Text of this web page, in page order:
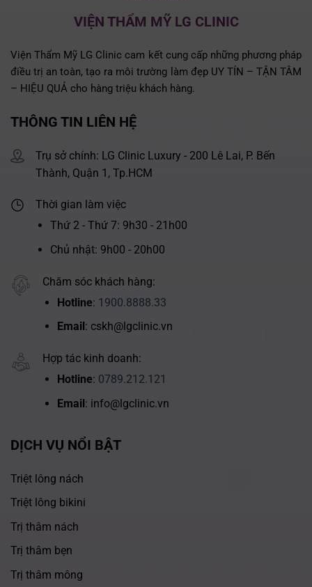
VIỆN THẨM MỸ LG CLINIC
Viện Thẩm Mỹ LG Clinic cam kết cung cấp những phương pháp
điều trị an toàn, tạo ra môi trường làm đẹp UY TÍN – TẬN TÂM
– HIỆU QUẢ cho hàng triệu khách hàng.
THÔNG TIN LIÊN HỆ
Trụ sở chính: LG Clinic Luxury - 200 Lê Lai, P. Bến
Thành, Quận 1, Tp.HCM
Thời gian làm việc
Thứ 2 - Thứ 7: 9h30 - 21h00
Chủ nhật: 9h00 - 20h00
Chăm sóc khách hàng:
Hotline: 1900.8888.33
Email : cskh@lgclinic.vn
Hợp tác kinh doanh:
Hotline: 0789.212.121
Email: info@lgclinic.vn
DỊCH VỤ NỔI BẬT
Triệt lông nách
Triệt lông bikini
Trị thâm nách
Trị thâm bẹn
Trị thâm mông